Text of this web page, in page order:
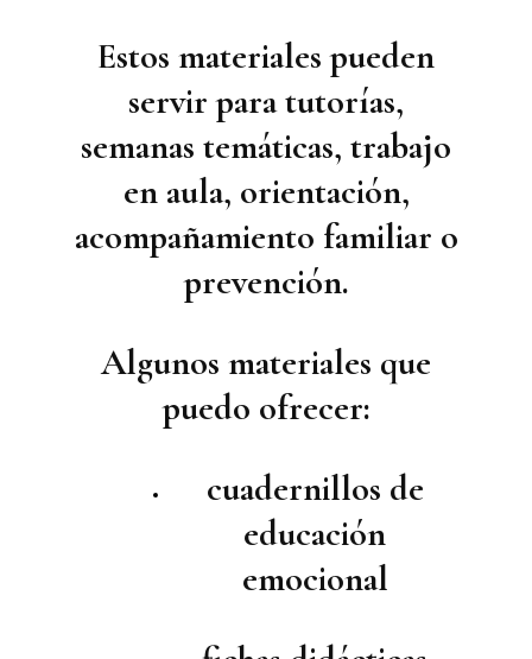
Estos materiales pueden
servir para tutorías,
semanas temáticas, trabajo
en aula, orientación,
acompañamiento familiar o
prevención.
Algunos materiales que
puedo ofrecer:
cuadernillos de
educación
emocional